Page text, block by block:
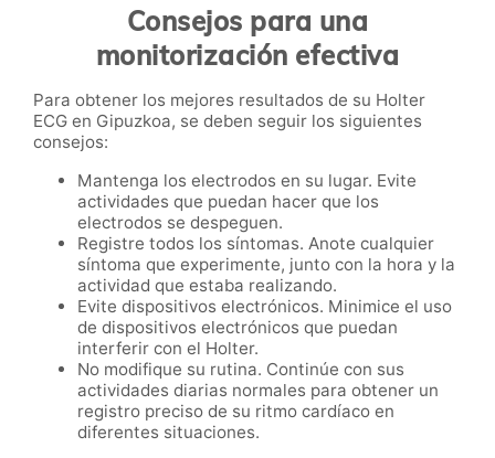
Consejos para una
monitorización efectiva
Para obtener los mejores resultados de su Holter
ECG en Gipuzkoa, se deben seguir los siguientes
consejos:
Mantenga los electrodos en su lugar. Evite
actividades que puedan hacer que los
electrodos se despeguen.
Registre todos los síntomas. Anote cualquier
síntoma que experimente, junto con la hora y la
actividad que estaba realizando.
Evite dispositivos electrónicos. Minimice el uso
de dispositivos electrónicos que puedan
interferir con el Holter.
No modifique su rutina. Continúe con sus
actividades diarias normales para obtener un
registro preciso de su ritmo cardíaco en
diferentes situaciones.